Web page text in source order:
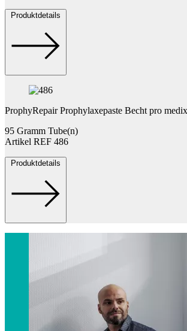
Produktdetails
ProphyRepair Prophylaxepaste Becht pro
95 Gramm Tube(n)
Artikel REF 486
Produktdetails